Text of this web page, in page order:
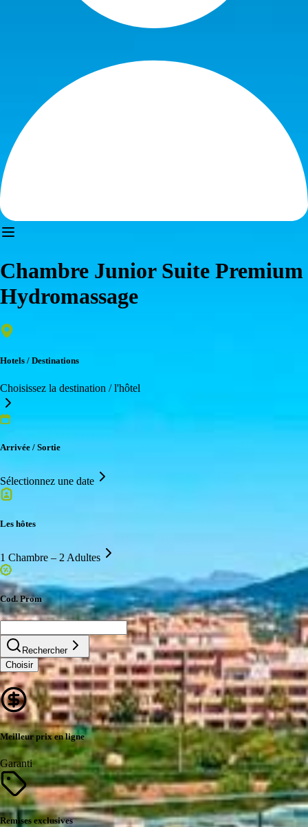
Chambre Junior Suite Premium
Hydromassage
Hotels / Destinations
Choisissez la destination / l'hôtel
Arrivée / Sortie
Sélectionnez une date
Les hôtes
1 Chambre – 2 Adultes
Cod. Prom
Rechercher
Choisir
Meilleur prix en ligne
Garanti
Remises exclusives